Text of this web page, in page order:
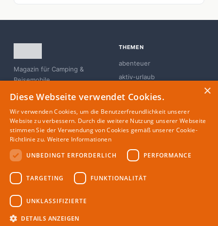
Magazin für Camping &
Reisemobile
THEMEN
abenteuer
aktiv-urlaub
familie
glamping
MAGAZIN
Partner
Autoren
RECHTLICHES
Impressum
×
Diese Webseite verwendet Cookies.
Wir verwenden Cookies, um die Benutzerfreundlichkeit unserer
Website zu verbessern. Durch die weitere Nutzung unserer Webseite
stimmen Sie der Verwendung von Cookies gemäß unserer Cookie-
Richtlinie zu. Weitere Informationen
UNBEDINGT ERFORDERLICH
PERFORMANCE
TARGETING FUNKTIONALITÄT
UNKLASSIFIZIERTE
DETAILS ANZEIGEN